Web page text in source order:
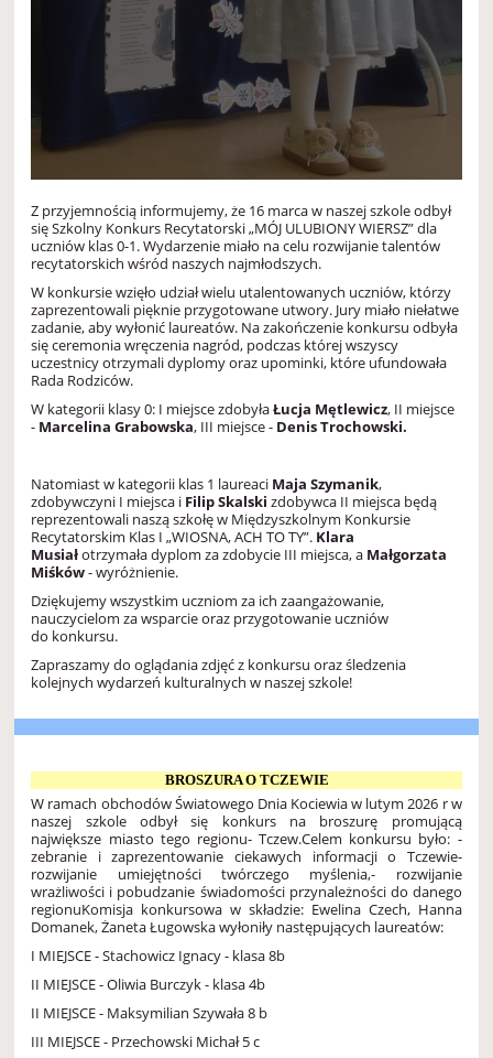
Z przyjemnością informujemy, że 16 marca w naszej szkole odbył
się Szkolny Konkurs Recytatorski „MÓJ ULUBIONY WIERSZ” dla
uczniów klas 0-1. Wydarzenie miało na celu rozwijanie talentów
recytatorskich wśród naszych najmłodszych.
W konkursie wzięło udział wielu utalentowanych uczniów, którzy
zaprezentowali pięknie przygotowane utwory. Jury miało niełatwe
zadanie, aby wyłonić laureatów. Na zakończenie konkursu odbyła
się ceremonia wręczenia nagród, podczas której wszyscy
uczestnicy otrzymali dyplomy oraz upominki, które ufundowała
Rada Rodziców.
W kategorii klasy 0: I miejsce zdobyłaŁucja Mętlewicz, II miejsce
- Marcelina Grabowska, III miejsce - Denis Trochowski.
Natomiast w kategorii klas 1 laureaci Maja Szymanik,
zdobywczyni I miejsca i Filip Skalski zdobywca II miejsca będą
reprezentowali naszą szkołę w Międzyszkolnym Konkursie
Recytatorskim Klas I „WIOSNA, ACH TO TY”. Klara
Musiałotrzymała dyplom za zdobycie III miejsca, a Małgorzata
Miśków- wyróżnienie.
Dziękujemy wszystkim uczniom za ich zaangażowanie,
nauczycielom za wsparcie oraz przygotowanie uczniów
do konkursu.
Zapraszamy do oglądania zdjęć z konkursu oraz śledzenia
kolejnych wydarzeń kulturalnych w naszej szkole!
BROSZURA O TCZEWIE
W ramach obchodów Światowego Dnia Kociewia w lutym 2026 r w
naszej szkole odbył się konkurs na broszurę promującą
największe miasto tego regionu- Tczew.Celem konkursu było: -
zebranie i zaprezentowanie ciekawych informacji o Tczewie-
rozwijanie umiejętności twórczego myślenia,- rozwijanie
wrażliwości i pobudzanie świadomości przynależności do danego
regionuKomisja konkursowa w składzie: Ewelina Czech, Hanna
Domanek, Żaneta Ługowska wyłoniły następujących laureatów:
I MIEJSCE - Stachowicz Ignacy - klasa 8b
II MIEJSCE - Oliwia Burczyk - klasa 4b
II MIEJSCE - Maksymilian Szywała 8 b
III MIEJSCE - Przechowski Michał 5 c